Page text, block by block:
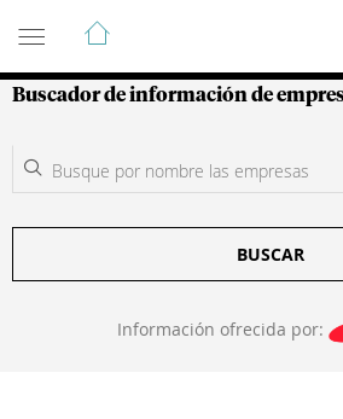
Guía de Empresas
Buscador de información de
BUSCAR
Información ofrecida por: